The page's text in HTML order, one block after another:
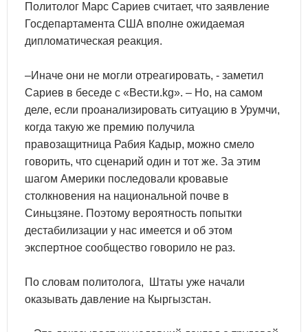
Политолог Марс Сариев считает, что заявление
Госдепартамента США вполне ожидаемая
дипломатическая реакция.
–Иначе они не могли отреагировать, - заметил
Сариев в беседе с «Вести.kg». – Но, на самом
деле, если проанализировать ситуацию в Урумчи,
когда такую же премию получила
правозащитница Рабия Кадыр, можно смело
говорить, что сценарий один и тот же. За этим
шагом Америки последовали кровавые
столкновения на национальной почве в
Синьцзяне. Поэтому вероятность попытки
дестабилизации у нас имеется и об этом
экспертное сообщество говорило не раз.
По словам политолога, Штаты уже начали
оказывать давление на Кыргызстан.